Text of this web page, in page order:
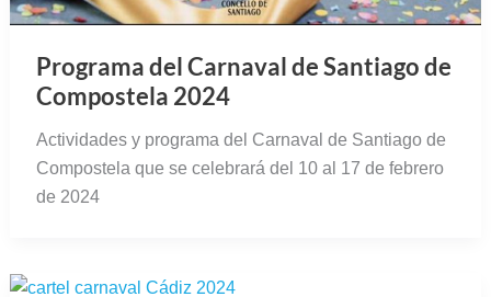
Programa del Carnaval de Santiago de
Compostela 2024
Actividades y programa del Carnaval de Santiago de
Compostela que se celebrará del 10 al 17 de febrero
de 2024